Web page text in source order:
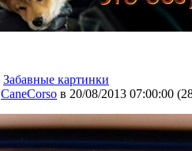
Забавные картинки
CaneCorso в 20/08/2013 07:00:00 (